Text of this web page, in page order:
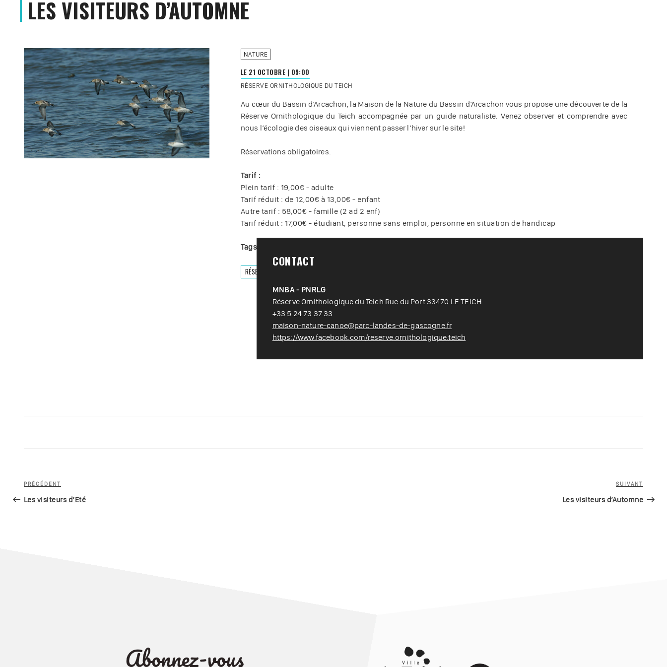
LES VISITEURS D’AUTOMNE
NATURE
LE 21 OCTOBRE | 09:00
RÉSERVE ORNITHOLOGIQUE DU TEICH
Au cœur du Bassin d’Arcachon, la Maison de la Nature du Bassin d’Arcachon vous propose une découverte de la
Réserve Ornithologique du Teich accompagnée par un guide naturaliste. Venez observer et comprendre avec
nous l’écologie des oiseaux qui viennent passer l’hiver sur le site!
Réservations obligatoires.
Tarif :
Plein tarif : 19,00€ - adulte
Tarif réduit : de 12,00€ à 13,00€ - enfant
Autre tarif : 58,00€ - famille (2 ad 2 enf)
Tarif réduit : 17,00€ - étudiant, personne sans emploi, personne en situation de handicap
Tags :
RÉSERVER
CONTACT
MNBA - PNRLG
Réserve Ornithologique du Teich Rue du Port 33470 LE TEICH
+33 5 24 73 37 33
maison-nature-canoe@parc-landes-de-gascogne.fr
https://www.facebook.com/reserve.ornithologique.teich
Navigation
de
Article
précédent
PRÉCÉDENT
Les visiteurs d’Eté
Article
SUIVANT
Les visiteurs d’Automne